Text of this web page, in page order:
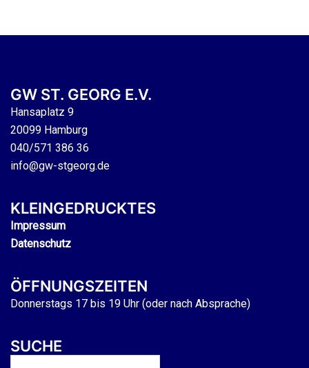
GW ST. GEORG E.V.
Hansaplatz 9
20099 Hamburg
040/571 386 36
info@gw-stgeorg.de
KLEINGEDRUCKTES
Impressum
Datenschutz
ÖFFNUNGSZEITEN
Donnerstags 17 bis 19 Uhr (oder nach Absprache)
SUCHE